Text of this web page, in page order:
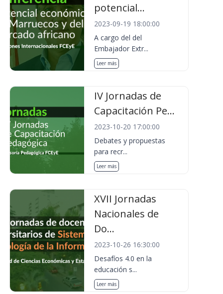
potencial...
2023-09-19 18:00:00
A cargo del del
Embajador Extr...
Leer más
IV Jornadas de
Capacitación Pe...
2023-10-20 17:00:00
Debates y propuestas
para recr...
Leer más
XVII Jornadas
Nacionales de
Do...
2023-10-26 16:30:00
Desafíos 4.0 en la
educación s...
Leer más